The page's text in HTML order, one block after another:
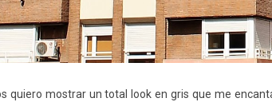
quiero mostrar un total look en gris que me